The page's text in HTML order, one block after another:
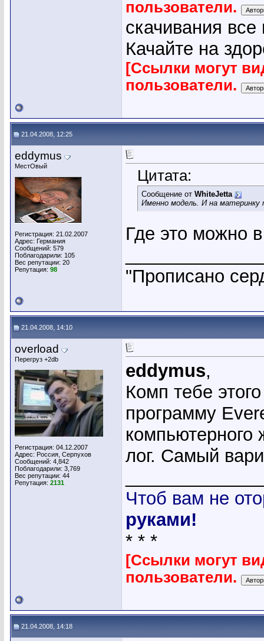
пользователи.
скачивания
Качайте на
[Ссылки могут
пользователи.
21.04.2008, 12:25
eddymus
МестОвый
Регистрация: 21.02.2007
Адрес: Германия
Сообщений: 579
Поблагодарили: 105
Вес репутации: 20
Репутация: 98
Цитата:
Сообщение от WhiteJetta
Именно модель. И на
Где это можно
"Прописано
21.04.2008, 14:10
overload
Перегруз +2db
Регистрация: 04.12.2007
Адрес: Россия, Серпухов
Сообщений: 4,842
Поблагодарили: 3,769
Вес репутации: 44
Репутация: 2131
eddymus,
Комп тебе
программу
компьютерного
лог. Самый
Чтоб вам не
руками!
* * *
[Ссылки могут
пользователи.
21.04.2008, 14:18